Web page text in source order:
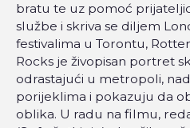
bratu te uz pomoć
službe i skriva se diljem
festivalima u Torontu,
Rocks je živopisan portret
odrastajući u metropoli,
porijeklima i pokazuju da
oblika. U radu na filmu,